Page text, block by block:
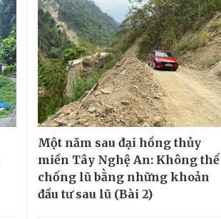
Một năm sau đại hồng thủy
miền Tây Nghệ An: Không thể
chống lũ bằng những khoản
đầu tư sau lũ (Bài 2)